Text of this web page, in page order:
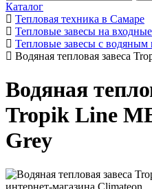
Каталог
Тепловая техника в Самаре
Тепловые завесы на
Тепловые завесы с водяным
Водяная тепловая завеса
Водяная
Tropik Line
Grey